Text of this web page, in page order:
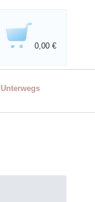
0,00 €
Unterwegs